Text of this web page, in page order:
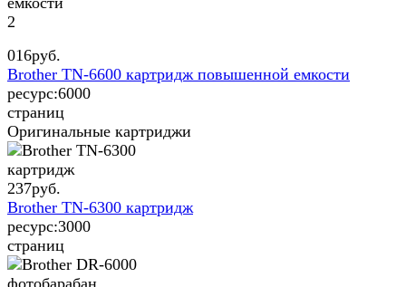
2
016руб.
Brother TN-6600 картридж повышенной емкости
ресурс:6000
страниц
Оригинальные картриджи
237руб.
Brother TN-6300 картридж
ресурс:3000
страниц